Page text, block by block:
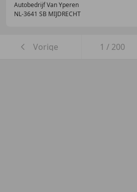
Autobedrijf Van Yperen
NL-3641 SB MIJDRECHT
Vorige 1 / 200